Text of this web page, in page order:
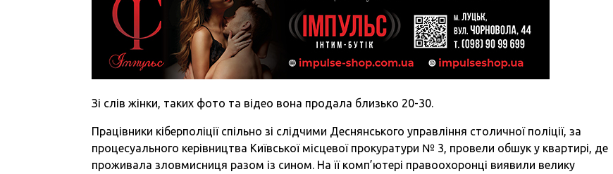
Зі слів жінки, таких фото та відео вона продала близько 20-30.
Працівники кіберполіції спільно зі слідчими Деснянського управління столичної поліції, за
процесуального керівництва Київської місцевої прокуратури № 3, провели обшук у квартирі, де
проживала зловмисниця разом із сином. На її комп’ютері правоохоронці виявили велику